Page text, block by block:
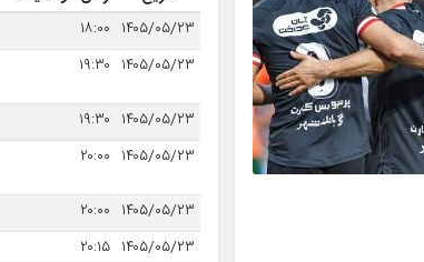
۱۴۰۵/۰۵/۲۳ ۱۸:۰۰
۱۴۰۵/۰۵/۲۳ ۱۹:۳۰
۱۴۰۵/۰۵/۲۳ ۱۹:۳۰
۱۴۰۵/۰۵/۲۳ ۲۰:۰۰
۱۴۰۵/۰۵/۲۳ ۲۰:۰۰
۱۴۰۵/۰۵/۲۳ ۲۰:۱۵